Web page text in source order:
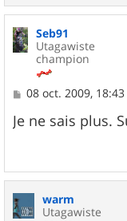
Seb91
Utagawiste
champion
M
s
s
e
08 oct. 2009, 18:43
Je ne sais plus.
warm
Utagawiste